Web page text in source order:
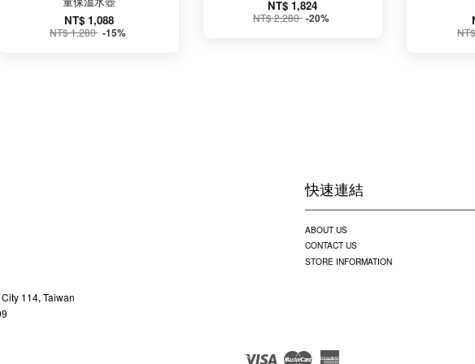
NT$ 1,088
NT$ 1,280 -15%
NT$ 1,824
NT$ 2,280 -20%
快速連結
ABOUT US
CONTACT US
STORE INFORMATION
114, Taiwan
Visa Master